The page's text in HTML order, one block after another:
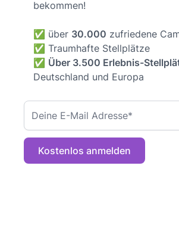
bekommen!
✅ über 30.000 zufriedene
✅ Traumhafte Stellplätze
✅ Über 3.500 Erlebnis-
Deutschland und Europa
Kostenlos anmelden